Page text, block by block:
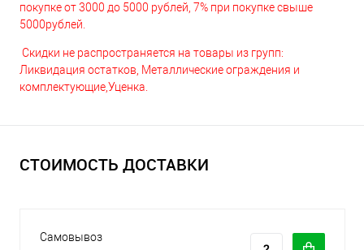
покупке от 3000 до 5000 рублей, 7% при покупке свыше
5000рублей.
Скидки не распространяется на товары из групп:
Ликвидация остатков, Металлические ограждения и
комплектующие,Уценка.
СТОИМОСТЬ ДОСТАВКИ
Самовывоз